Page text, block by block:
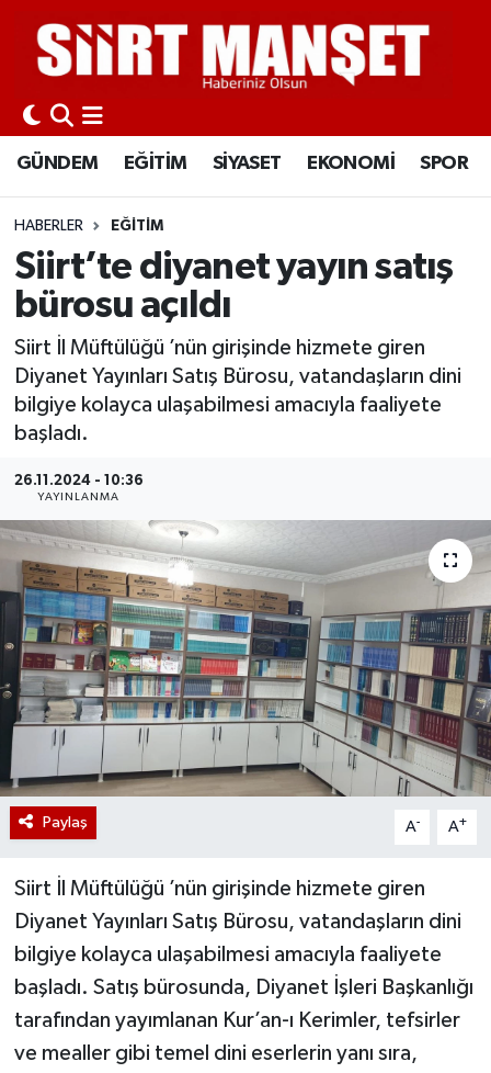
GÜNDEM EĞİTİM SİYASET EKONOMİ SPOR
HABERLER EĞİTİM
Siirt’te diyanet yayın satış
bürosu açıldı
Siirt İl Müftülüğü ’nün girişinde hizmete giren
Diyanet Yayınları Satış Bürosu, vatandaşların dini
bilgiye kolayca ulaşabilmesi amacıyla faaliyete
başladı.
26.11.2024 - 10:36
YAYINLANMA
Paylaş A- A+
Siirt İl Müftülüğü ’nün girişinde hizmete giren
Diyanet Yayınları Satış Bürosu, vatandaşların dini
bilgiye kolayca ulaşabilmesi amacıyla faaliyete
başladı. Satış bürosunda, Diyanet İşleri Başkanlığı
tarafından yayımlanan Kur’an-ı Kerimler, tefsirler
ve mealler gibi temel dini eserlerin yanı sıra,
GÜNDEM
EĞİTİM
SİYASET
EKONOMİ
SPOR
KÜLTÜR-SANAT
SAĞLIK-YAŞAM
Siirt Nöbetçi Eczaneler
Siirt Hava Durumu
Siirt Namaz Vakitleri
Siirt Trafik Yoğunluk Haritası
Süper Lig Puan Durumu ve Fikstür
Tüm Manşetler
Son Dakika Haberleri
Haber Arşivi